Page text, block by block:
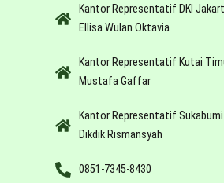
Kantor Representatif DKI
Ellisa Wulan Oktavia
Kantor Representatif Kutai
Mustafa Gaffar
Kantor Representatif Sukabumi
Dikdik Rismansyah
0851-7345-8430